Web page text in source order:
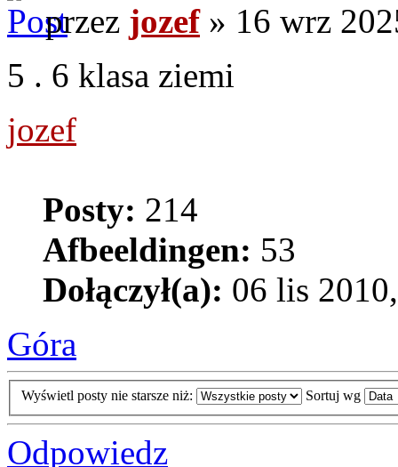
przez jozef» 16 wrz
5 . 6 klasa ziemi
jozef
Posty: 214
Afbeeldingen: 53
Dołączył(a): 06 lis
Góra
Wyświetl posty nie starsze niż: Sortuj wg
Odpowiedz